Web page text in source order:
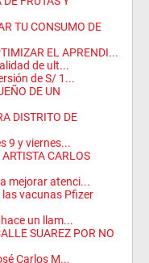
TU CONSUMO DE
EL APRENDI...
de ult...
de S/ 1...
DE UN
DISTRITO DE
9 y viernes...
CARLOS
mejorar atenci...
vacunas Pfizer
un llam...
SUAREZ POR NO
Carlos M...